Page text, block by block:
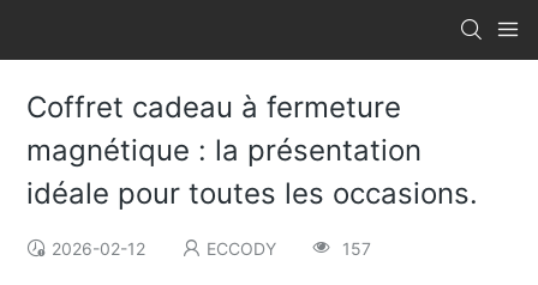
Coffret cadeau à fermeture
magnétique : la présentation
idéale pour toutes les occasions.
2026-02-12 ECCODY 157